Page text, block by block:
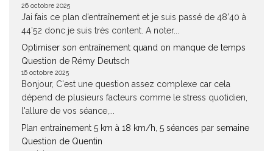
26 octobre 2025
J’ai fais ce plan d’entraînement et je suis passé de 48’40 à
44’52 donc je suis très content. A noter...
Optimiser son entraînement quand on manque de temps
Question de Rémy Deutsch
16 octobre 2025
Bonjour, C'est une question assez complexe car cela
dépend de plusieurs facteurs comme le stress quotidien,
l'allure de vos séance,...
Plan entrainement 5 km à 18 km/h, 5 séances par semaine
Question de Quentin